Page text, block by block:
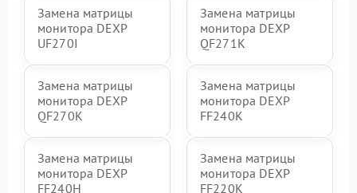
Замена матрицы
монитора DEXP
UF270I
Замена матрицы
монитора DEXP
QF271K
Замена матрицы
монитора DEXP
QF270K
Замена матрицы
монитора DEXP
FF240K
Замена матрицы
монитора DEXP
FF240H
Замена матрицы
монитора DEXP
FF220K